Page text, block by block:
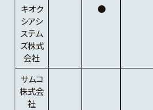
キオク
シアシ
ステム
ズ株式
会社
●
サムコ
株式会
社